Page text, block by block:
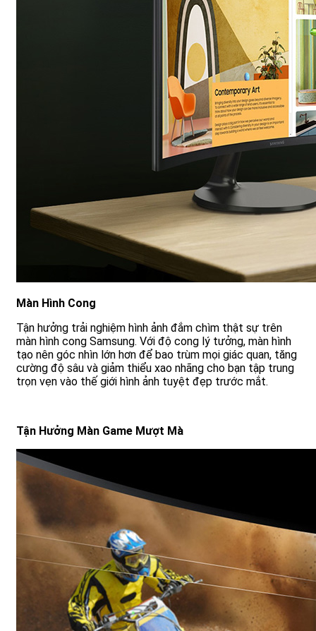
Màn Hình Cong
Tận hưởng trải nghiệm hình ảnh đắm chìm thật sự trên
màn hình cong Samsung. Với độ cong lý tưởng, màn hình
tạo nên góc nhìn lớn hơn để bao trùm mọi giác quan, tăng
cường độ sâu và giảm thiểu xao nhãng cho bạn tập trung
trọn vẹn vào thế giới hình ảnh tuyệt đẹp trước mắt.
Tận Hưởng Màn Game Mượt Mà